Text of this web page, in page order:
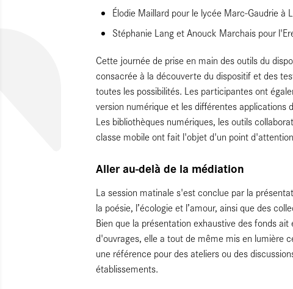
Élodie Maillard pour le lycée Marc-Gaudrie à
Stéphanie Lang et Anouck Marchais pour
Cette journée de prise en main des outils du
consacrée à la découverte du dispositif et des
toutes les possibilités. Les participantes ont
version numérique et les différentes applications
Les bibliothèques numériques, les outils
classe mobile ont fait l'objet d'un point
Aller au-delà de la médiation
La session matinale s'est conclue par la
la poésie, l’écologie et l’amour, ainsi que des
Bien que la présentation exhaustive des fonds
d'ouvrages, elle a tout de même mis en lumière
une référence pour des ateliers ou des
établissements.